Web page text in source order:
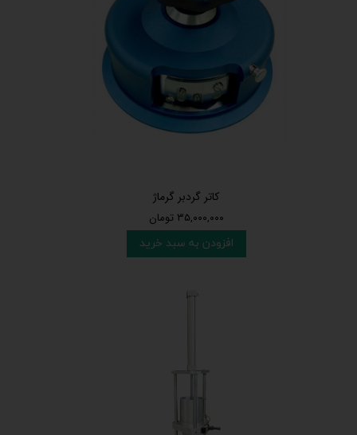
کاتر گردبر گرماژ
۳۵,۰۰۰,۰۰۰ تومان
افزودن به سبد خرید